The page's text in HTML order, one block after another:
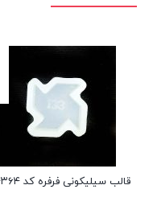
قالب سیلیکونی فرفره کد ۴۳۶۴